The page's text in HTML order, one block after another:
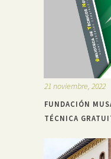
21 noviembre, 2022
FUNDACIÓN
TÉCNICA